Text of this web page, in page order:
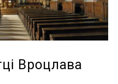
Вроцлава